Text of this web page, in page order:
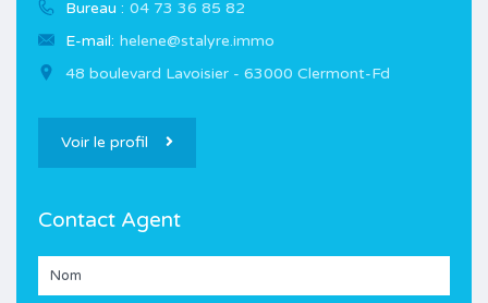
Bureau : 04 73 36 85 82
E-mail: helene@stalyre.immo
48 boulevard Lavoisier - 63000 Clermont-Fd
Voir le profil
Contact Agent